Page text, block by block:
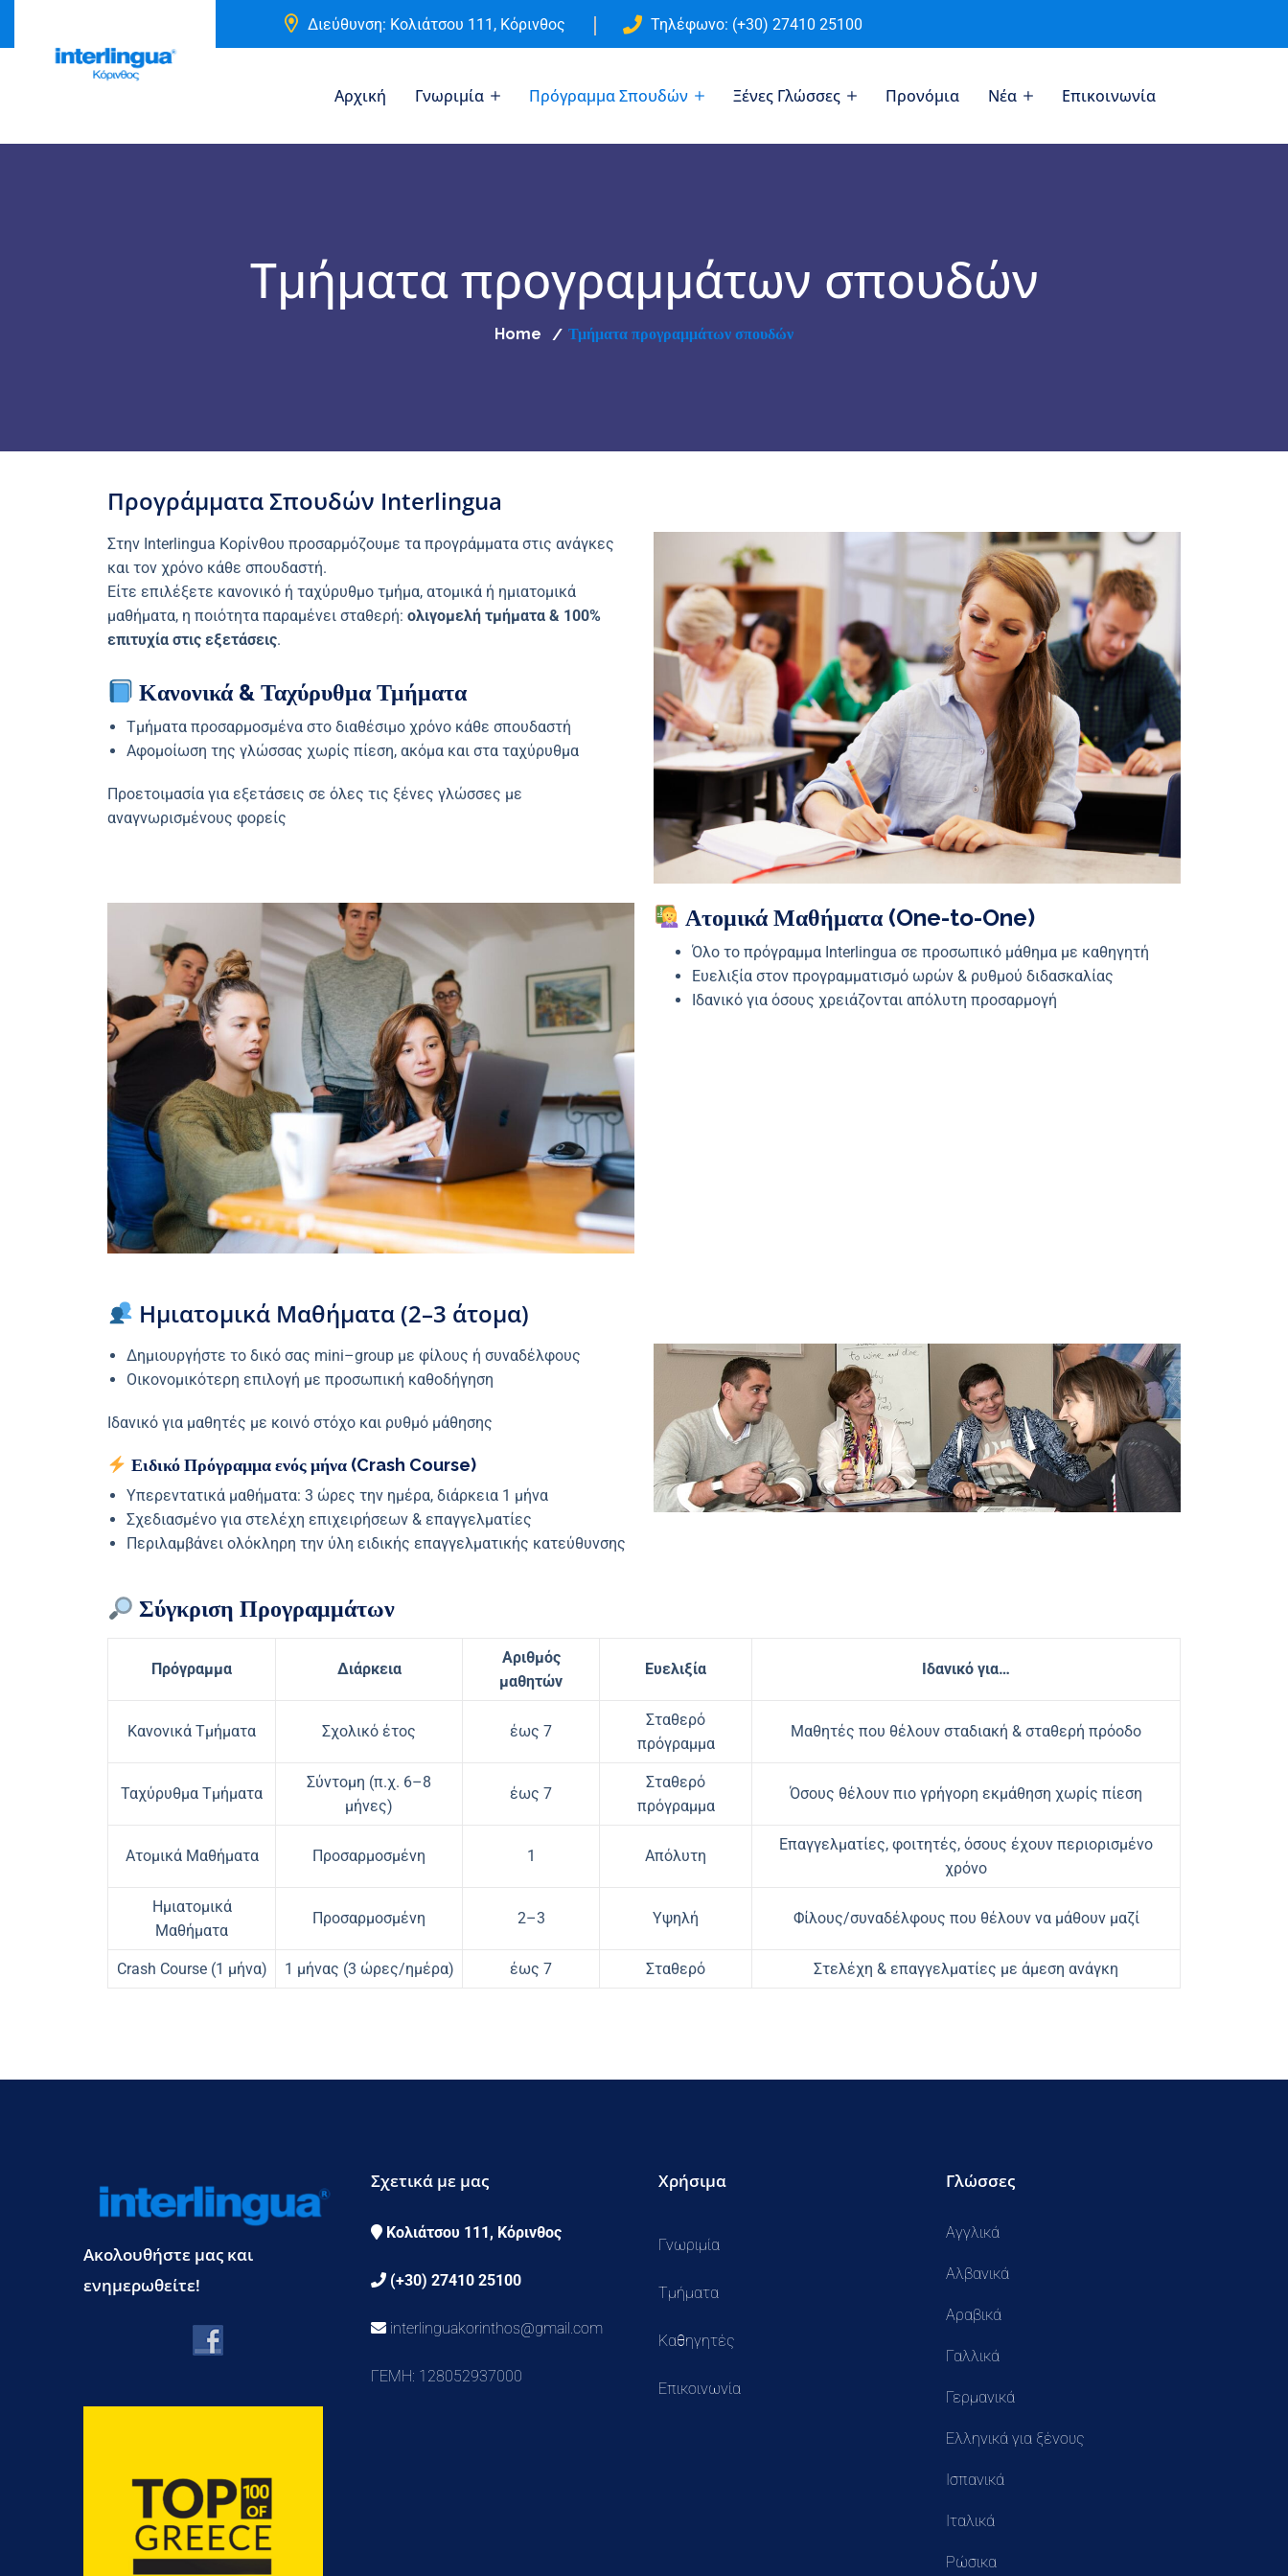
Διεύθυνση: Κολιάτσου 111, Κόρινθος Τηλέφωνο: (+30) 27410 25100
Αρχική Γνωριμία Πρόγραμμα Σπουδών Ξένες Γλώσσες Προνόμια Νέα Επικοινωνία
Τμήματα προγραμμάτων σπουδών
Home / Τμήματα προγραμμάτων σπουδών
Προγράμματα Σπουδών Interlingua
Στην Interlingua Κορίνθου προσαρμόζουμε τα προγράμματα στις ανάγκες
και τον χρόνο κάθε σπουδαστή.
Είτε επιλέξετε κανονικό ή ταχύρυθμο τμήμα, ατομικά ή ημιατομικά
μαθήματα, η ποιότητα παραμένει σταθερή: ολιγομελή τμήματα & 100%
επιτυχία στις εξετάσεις.
Κανονικά & Ταχύρυθμα Τμήματα
Τμήματα προσαρμοσμένα στο διαθέσιμο χρόνο κάθε σπουδαστή
Αφομοίωση της γλώσσας χωρίς πίεση, ακόμα και στα ταχύρυθμα
Προετοιμασία για εξετάσεις σε όλες τις ξένες γλώσσες με
αναγνωρισμένους φορείς
Ατομικά Μαθήματα (One-to-One)
Όλο το πρόγραμμα Interlingua σε προσωπικό μάθημα με καθηγητή
Ευελιξία στον προγραμματισμό ωρών & ρυθμού διδασκαλίας
Ιδανικό για όσους χρειάζονται απόλυτη προσαρμογή
Ημιατομικά Μαθήματα (2–3 άτομα)
Δημιουργήστε το δικό σας mini–group με φίλους ή συναδέλφους
Οικονομικότερη επιλογή με προσωπική καθοδήγηση
Ιδανικό για μαθητές με κοινό στόχο και ρυθμό μάθησης
Ειδικό Πρόγραμμα ενός μήνα (Crash Course)
Υπερεντατικά μαθήματα: 3 ώρες την ημέρα, διάρκεια 1 μήνα
Σχεδιασμένο για στελέχη επιχειρήσεων & επαγγελματίες
Περιλαμβάνει ολόκληρη την ύλη ειδικής επαγγελματικής κατεύθυνσης
Σύγκριση Προγραμμάτων
Πρόγραμμα Διάρκεια
Αριθμός
μαθητών
Ευελιξία Ιδανικό για…
Κανονικά Τμήματα Σχολικό έτος έως 7
Σταθερό
πρόγραμμα
Μαθητές που θέλουν σταδιακή & σταθερή πρόοδο
Ταχύρυθμα Τμήματα
Σύντομη (π.χ. 6–8
μήνες)
έως 7
Σταθερό
πρόγραμμα
Όσους θέλουν πιο γρήγορη εκμάθηση χωρίς πίεση
Ατομικά Μαθήματα Προσαρμοσμένη 1 Απόλυτη
Επαγγελματίες, φοιτητές, όσους έχουν περιορισμένο
χρόνο
Ημιατομικά
Μαθήματα
Προσαρμοσμένη 2–3 Υψηλή Φίλους/συναδέλφους που θέλουν να μάθουν μαζί
Crash Course (1 μήνα) 1 μήνας (3 ώρες/ημέρα) έως 7 Σταθερό Στελέχη & επαγγελματίες με άμεση ανάγκη
Ακολουθήστε μας και
ενημερωθείτε!
Σχετικά με μας
Κολιάτσου 111, Κόρινθος
(+30) 27410 25100
interlinguakorinthos@gmail.com
ΓΕΜΗ: 128052937000
Χρήσιμα
Γνωριμία
Τμήματα
Καθηγητές
Επικοινωνία
Γλώσσες
Αγγλικά
Αλβανικά
Αραβικά
Γαλλικά
Γερμανικά
Ελληνικά για ξένους
Ισπανικά
Ιταλικά
Ρώσικα